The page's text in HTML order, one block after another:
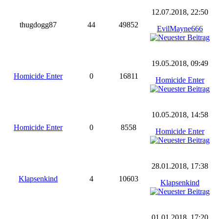
thugdogg87 44 49852
12.07.2018, 22:50
EvilMayne666
Homicide Enter 0 16811
19.05.2018, 09:49
Homicide Enter
Homicide Enter 0 8558
10.05.2018, 14:58
Homicide Enter
Klapsenkind 4 10603
28.01.2018, 17:38
Klapsenkind
01.01.2018, 17:20